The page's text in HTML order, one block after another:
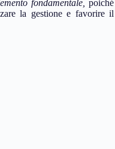
fondamentale, poiché
la gestione e favorire il